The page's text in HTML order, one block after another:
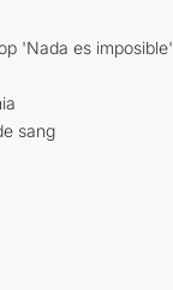
'Nada es imposible'
sang